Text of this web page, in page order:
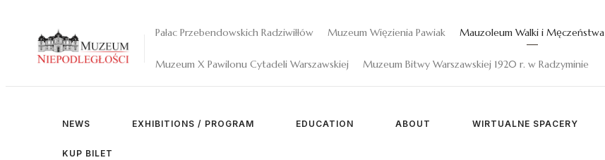
Pałac Przebendowskich Radziwiłłów Muzeum Więzienia Pawiak Mauzoleum Walki i Męczeństwa
Muzeum X Pawilonu Cytadeli Warszawskiej Muzeum Bitwy Warszawskiej 1920 r. w Radzyminie
NEWS EXHIBITIONS / PROGRAM EDUCATION ABOUT WIRTUALNE SPACERY
KUP BILET